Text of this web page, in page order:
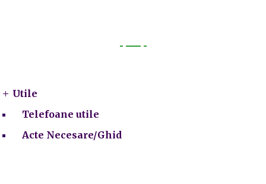
Utile
Telefoane utile
Acte Necesare/Ghid